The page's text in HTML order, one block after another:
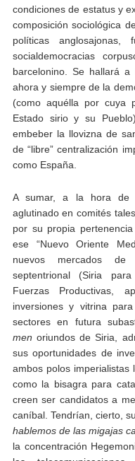
condiciones de estatus y
composición sociológica
políticas anglosajonas,
socialdemocracias
barcelonino. Se hallará
ahora y siempre de la
(como aquélla por cuya
Estado sirio y su
embeber la llovizna de
de “libre” centralización
como España.
A sumar, a la hora de
aglutinado en comités
por su propia
ese “Nuevo Oriente
nuevos mercados
septentrional (Siria
Fuerzas Productivas,
inversiones y vitrina
sectores en futura
menoriundos de Siria,
sus oportunidades de
ambos polos imperialistas
como la bisagra para
creen ser candidatos a
caníbal. Tendrían, cierto,
hablemos de las migajas
la concentración